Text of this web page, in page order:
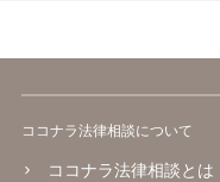
ココナラ法律相談について
ココナラ法律相談とは